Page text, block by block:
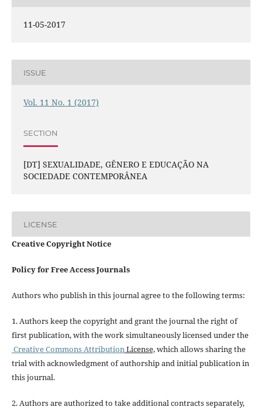
11-05-2017
ISSUE
Vol. 11 No. 1 (2017)
SECTION
[DT] SEXUALIDADE, GÊNERO E EDUCAÇÃO NA
SOCIEDADE CONTEMPORÂNEA
LICENSE
Creative Copyright Notice
Policy for Free Access Journals
Authors who publish in this journal agree to the following terms:
1. Authors keep the copyright and grant the journal the right of
first publication, with the work simultaneously licensed under the
Creative Commons AttributionLicense,which allows sharing the
trial with acknowledgment of authorship and initial publication in
this journal.
2. Authors are authorized to take additional contracts separately,